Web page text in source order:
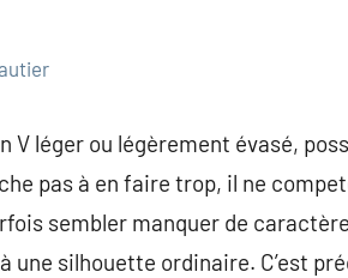
V léger ou légèrement évasé,
pas à en faire trop, il ne
sembler manquer de
une silhouette ordinaire. C’est